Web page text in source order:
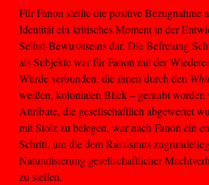
Für Fanon stellte die positive Bezugnahme
Identität ein kritisches Moment in der
Selbst-Bewusstseins dar. Die Befreiung
als Subjekte war für Fanon mit der
Würde verbunden, die ihnen durch den
weißen, kolonialen Blick – geraubt worden
Attribute, die gesellschaftlich abgewertet
mit Stolz zu belegen, war nach Fanon ein
Schritt, um die dem Rassismus
Naturalisierung gesellschaftlicher
zu stellen.